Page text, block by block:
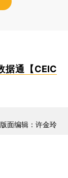
据通【CEIC
版面编辑：许金玲